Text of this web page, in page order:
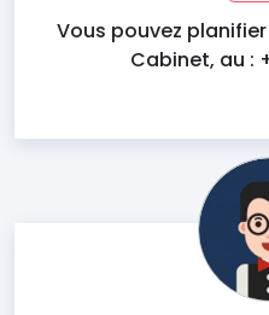
Vous pouvez
Cabinet, au :